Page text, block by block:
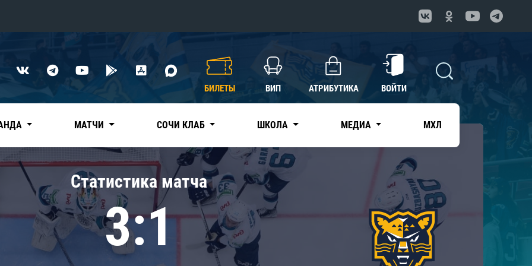
Нефтехимик
Дивизион Чернышева
Авангард
Адмирал
КХЛ
БИЛЕТЫ ВИП АТРИБУТИКА ВОЙТИ
МАТЧИ СОЧИ КЛАБ ШКОЛА МЕДИА МХЛ
Статистика матча
3:1